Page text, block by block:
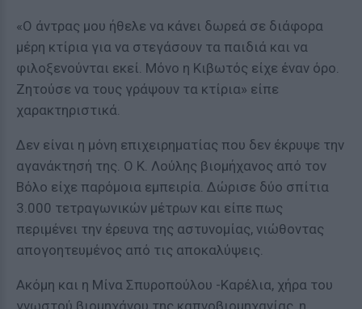
«Ο άντρας μου ήθελε να κάνει δωρεά σε διάφορα
μέρη κτίρια για να στεγάσουν τα παιδιά και να
φιλοξενούνται εκεί. Μόνο η Κιβωτός είχε έναν όρο.
Ζητούσε να τους γράψουν τα κτίρια» είπε
χαρακτηριστικά.
Δεν είναι η μόνη επιχειρηματίας που δεν έκρυψε την
αγανάκτησή της. Ο Κ. Λούλης βιομήχανος από τον
Βόλο είχε παρόμοια εμπειρία. Δώρισε δύο σπίτια
3.000 τετραγωνικών μέτρων και είπε πως
περιμένει την έρευνα της αστυνομίας, νιώθοντας
απογοητευμένος από τις αποκαλύψεις.
Ακόμη και η Μίνα Σπυροπούλου -Καρέλια, χήρα του
γνωστού βιομηχάνου της καπνοβιομηχανίας, η